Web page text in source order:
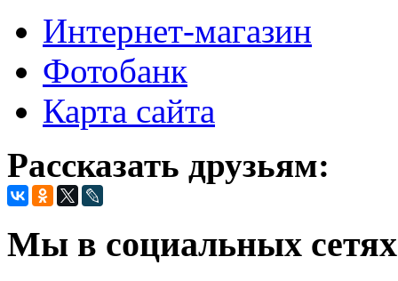
Интернет-магазин
Фотобанк
Карта сайта
Рассказать друзьям:
Мы в социальных